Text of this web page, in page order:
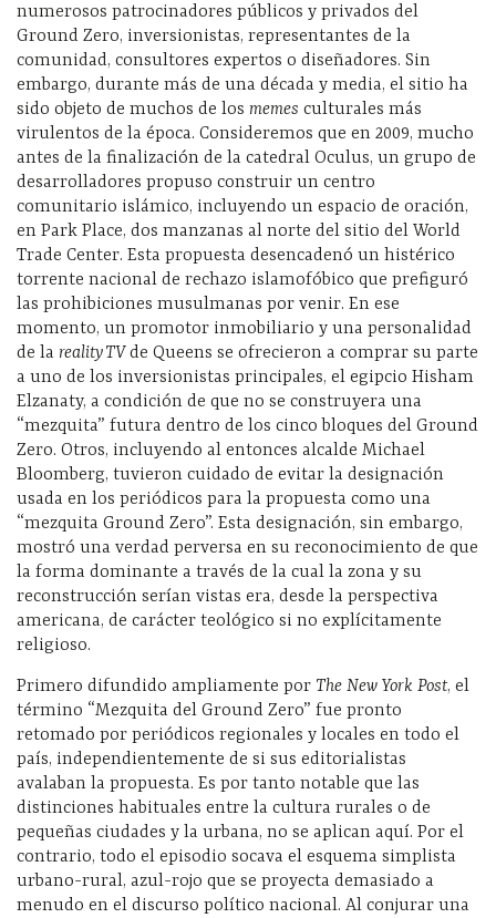
numerosos patrocinadores públicos y privados del
Ground Zero, inversionistas, representantes de la
comunidad, consultores expertos o diseñadores. Sin
embargo, durante más de una década y media, el sitio ha
sido objeto de muchos de los memes culturales más
virulentos de la época. Consideremos que en 2009, mucho
antes de la finalización de la catedral Oculus, un grupo de
desarrolladores propuso construir un centro
comunitario islámico, incluyendo un espacio de oración,
en Park Place, dos manzanas al norte del sitio del World
Trade Center. Esta propuesta desencadenó un histérico
torrente nacional de rechazo islamofóbico que prefiguró
las prohibiciones musulmanas por venir. En ese
momento, un promotor inmobiliario y una personalidad
de la reality TV de Queens se ofrecieron a comprar su parte
a uno de los inversionistas principales, el egipcio Hisham
Elzanaty, a condición de que no se construyera una
“mezquita” futura dentro de los cinco bloques del Ground
Zero. Otros, incluyendo al entonces alcalde Michael
Bloomberg, tuvieron cuidado de evitar la designación
usada en los periódicos para la propuesta como una
“mezquita Ground Zero”. Esta designación, sin embargo,
mostró una verdad perversa en su reconocimiento de que
la forma dominante a través de la cual la zona y su
reconstrucción serían vistas era, desde la perspectiva
americana, de carácter teológico si no explícitamente
religioso.
Primero difundido ampliamente por The New York Post, el
término “Mezquita del Ground Zero” fue pronto
retomado por periódicos regionales y locales en todo el
país, independientemente de si sus editorialistas
avalaban la propuesta. Es por tanto notable que las
distinciones habituales entre la cultura rurales o de
pequeñas ciudades y la urbana, no se aplican aquí. Por el
contrario, todo el episodio socava el esquema simplista
urbano-rural, azul-rojo que se proyecta demasiado a
menudo en el discurso político nacional. Al conjurar una